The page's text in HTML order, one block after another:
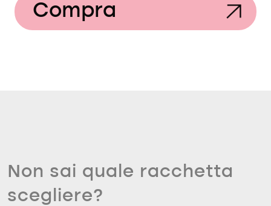
Compra
Non sai quale racchetta
scegliere?